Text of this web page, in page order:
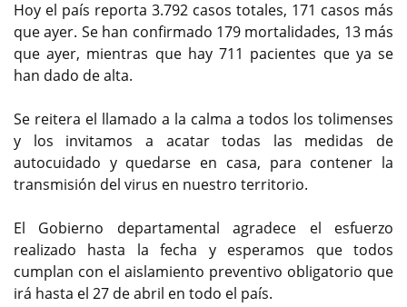
Hoy el país reporta 3.792 casos totales, 171 casos más
que ayer. Se han confirmado 179 mortalidades, 13 más
que ayer, mientras que hay 711 pacientes que ya se
han dado de alta.
Se reitera el llamado a la calma a todos los tolimenses
y los invitamos a acatar todas las medidas de
autocuidado y quedarse en casa, para contener la
transmisión del virus en nuestro territorio.
El Gobierno departamental agradece el esfuerzo
realizado hasta la fecha y esperamos que todos
cumplan con el aislamiento preventivo obligatorio que
irá hasta el 27 de abril en todo el país.